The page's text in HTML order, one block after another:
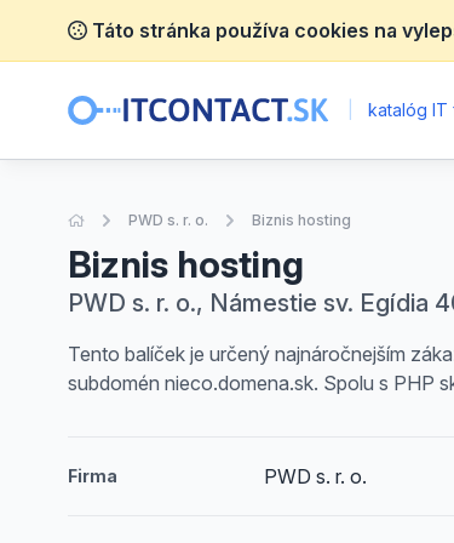
Táto stránka používa cookies na
katalóg IT
Úvodná stránka
PWD s. r. o. Biznis hosting
Biznis hosting
PWD s. r. o., Námestie sv. Egídia
Tento balíček je určený najnáročnejším
subdomén nieco.domena.sk. Spolu s PHP
Firma PWD s. r. o.